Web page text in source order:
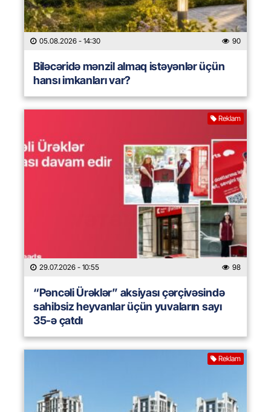
05.08.2026 - 14:30 90
Biləcəridə mənzil almaq istəyənlər üçün
hansı imkanları var?
Reklam
29.07.2026 - 10:55 98
“Pəncəli Ürəklər” aksiyası çərçivəsində
sahibsiz heyvanlar üçün yuvaların sayı
35-ə çatdı
Reklam